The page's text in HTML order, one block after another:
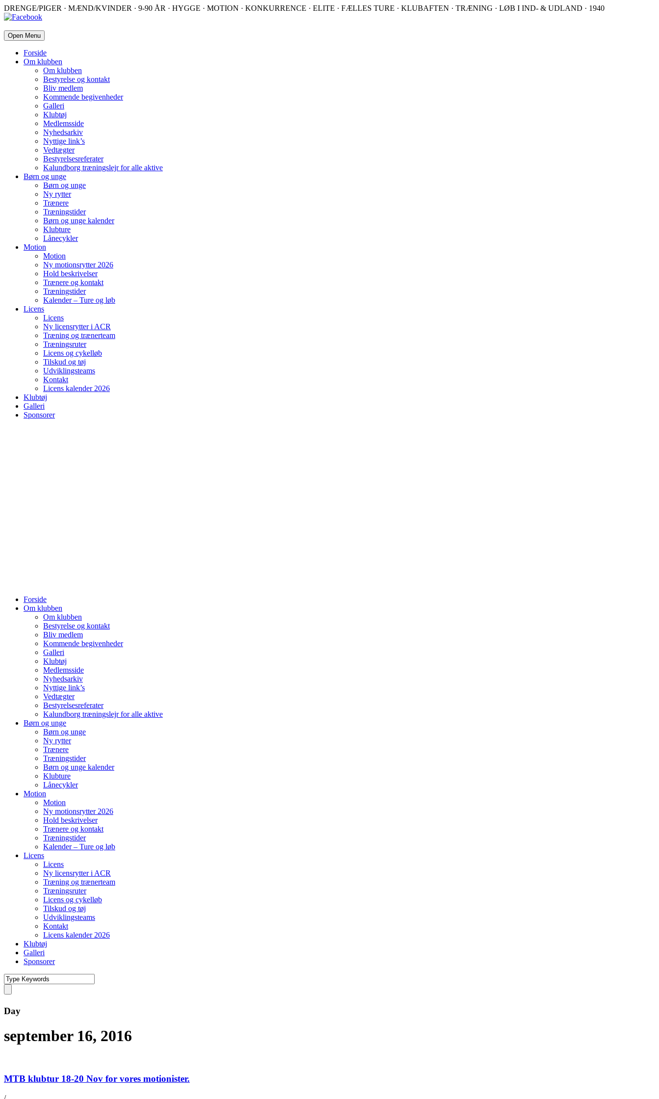
DRENGE/PIGER · MÆND/KVINDER · 9-90 ÅR · HYGGE · MOTION · KONKURRENCE · ELITE · FÆLLES TURE · KLUBAFTEN · TRÆNING · LØB I IND- & UDLAND · 1940
Open Menu
Forside
Om klubben
Om klubben
Bestyrelse og kontakt
Bliv medlem
Kommende begivenheder
Galleri
Klubtøj
Medlemsside
Nyhedsarkiv
Nyttige link’s
Vedtægter
Bestyrelsesreferater
Kalundborg træningslejr for alle aktive
Børn og unge
Børn og unge
Ny rytter
Trænere
Træningstider
Børn og unge kalender
Klubture
Lånecykler
Motion
Motion
Ny motionsrytter 2026
Hold beskrivelser
Trænere og kontakt
Træningstider
Kalender – Ture og løb
Licens
Licens
Ny licensrytter i ACR
Træning og trænerteam
Træningsruter
Licens og cykelløb
Tilskud og tøj
Udviklingsteams
Kontakt
Licens kalender 2026
Klubtøj
Galleri
Sponsorer
Forside
Om klubben
Om klubben
Bestyrelse og kontakt
Bliv medlem
Kommende begivenheder
Galleri
Klubtøj
Medlemsside
Nyhedsarkiv
Nyttige link’s
Vedtægter
Bestyrelsesreferater
Kalundborg træningslejr for alle aktive
Børn og unge
Børn og unge
Ny rytter
Trænere
Træningstider
Børn og unge kalender
Klubture
Lånecykler
Motion
Motion
Ny motionsrytter 2026
Hold beskrivelser
Trænere og kontakt
Træningstider
Kalender – Ture og løb
Licens
Licens
Ny licensrytter i ACR
Træning og trænerteam
Træningsruter
Licens og cykelløb
Tilskud og tøj
Udviklingsteams
Kontakt
Licens kalender 2026
Klubtøj
Galleri
Sponsorer
Day
september 16, 2016
MTB klubtur 18-20 Nov for vores motionister.